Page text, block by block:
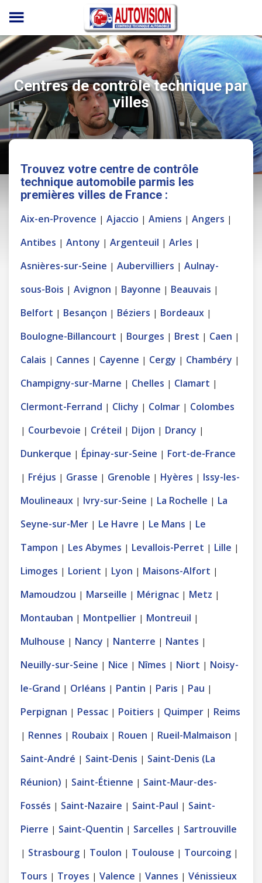
Panneau de gestion des cookies
Centres de contrôle technique par
villes
Trouvez votre centre de contrôle
technique automobile parmis les
premières villes de France :
Aix-en-Provence | Ajaccio | Amiens | Angers |
Antibes | Antony | Argenteuil | Arles |
Asnières-sur-Seine | Aubervilliers | Aulnay-
sous-Bois | Avignon | Bayonne | Beauvais |
Belfort | Besançon | Béziers | Bordeaux |
Boulogne-Billancourt | Bourges | Brest | Caen |
Calais | Cannes | Cayenne | Cergy | Chambéry |
Champigny-sur-Marne | Chelles | Clamart |
Clermont-Ferrand | Clichy | Colmar | Colombes
| Courbevoie | Créteil | Dijon | Drancy |
Dunkerque | Épinay-sur-Seine | Fort-de-France
| Fréjus | Grasse | Grenoble | Hyères | Issy-les-
Moulineaux | Ivry-sur-Seine | La Rochelle | La
Seyne-sur-Mer | Le Havre | Le Mans | Le
Tampon | Les Abymes | Levallois-Perret | Lille |
Limoges | Lorient | Lyon | Maisons-Alfort |
Mamoudzou | Marseille | Mérignac | Metz |
Montauban | Montpellier | Montreuil |
Mulhouse | Nancy | Nanterre | Nantes |
Neuilly-sur-Seine | Nice | Nîmes | Niort | Noisy-
le-Grand | Orléans | Pantin | Paris | Pau |
Perpignan | Pessac | Poitiers | Quimper | Reims
| Rennes | Roubaix | Rouen | Rueil-Malmaison |
Saint-André | Saint-Denis | Saint-Denis (La
Réunion) | Saint-Étienne | Saint-Maur-des-
Fossés | Saint-Nazaire | Saint-Paul | Saint-
Pierre | Saint-Quentin | Sarcelles | Sartrouville
| Strasbourg | Toulon | Toulouse | Tourcoing |
Tours | Troyes | Valence | Vannes | Vénissieux